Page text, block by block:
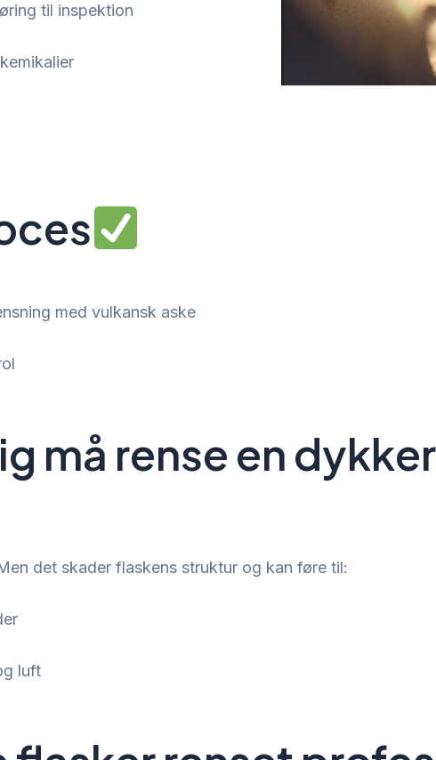
til inspektion
med vulkansk aske
må rense en
det skader flaskens struktur og kan føre til:
luft